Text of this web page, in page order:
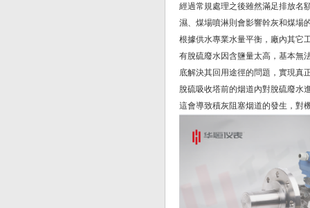
經過常規處理之後雖然滿足排放名
濕、煤場噴淋則會影響幹灰和煤場
根據供水專業水量平衡，廠內其它
有脫硫廢水因含鹽量太高，基本無
底解決其回用途徑的問題，實現真
脫硫吸收塔前的烟道內對脫硫廢水
這會導致積灰阻塞烟道的發生，對